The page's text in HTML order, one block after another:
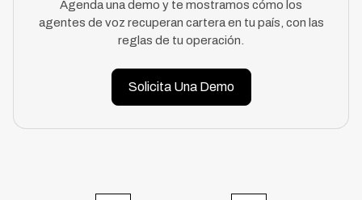
Agenda una demo y te mostramos cómo los
agentes de voz recuperan cartera en tu país, con las
reglas de tu operación.
Solicita Una Demo